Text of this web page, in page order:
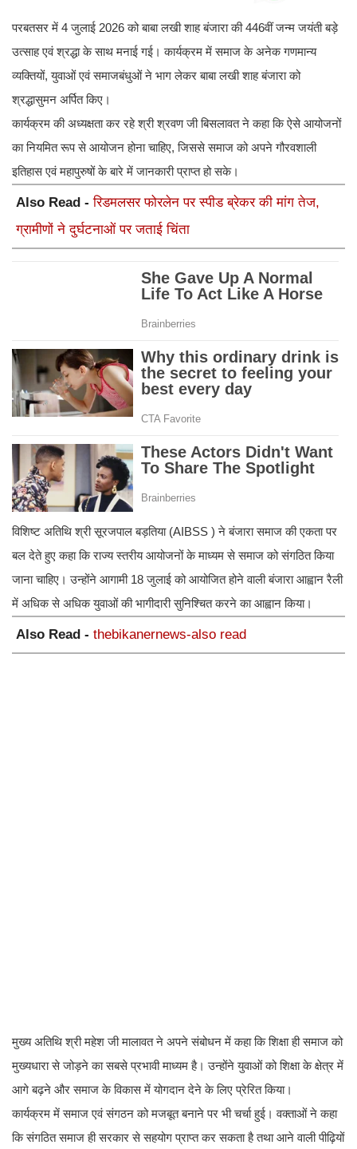
परबतसर में 4 जुलाई 2026 को बाबा लखी शाह बंजारा की 446वीं जन्म जयंती बड़े
उत्साह एवं श्रद्धा के साथ मनाई गई। कार्यक्रम में समाज के अनेक गणमान्य
व्यक्तियों, युवाओं एवं समाजबंधुओं ने भाग लेकर बाबा लखी शाह बंजारा को
श्रद्धासुमन अर्पित किए।
कार्यक्रम की अध्यक्षता कर रहे श्री श्रवण जी बिसलावत ने कहा कि ऐसे आयोजनों
का नियमित रूप से आयोजन होना चाहिए, जिससे समाज को अपने गौरवशाली
इतिहास एवं महापुरुषों के बारे में जानकारी प्राप्त हो सके।
Also Read -रिडमलसर फोरलेन पर स्पीड ब्रेकर की मांग तेज,
ग्रामीणों ने दुर्घटनाओं पर जताई चिंता
विशिष्ट अतिथि श्री सूरजपाल बड़तिया (AIBSS ) ने बंजारा समाज की एकता पर
बल देते हुए कहा कि राज्य स्तरीय आयोजनों के माध्यम से समाज को संगठित किया
जाना चाहिए। उन्होंने आगामी 18 जुलाई को आयोजित होने वाली बंजारा आह्वान रैली
में अधिक से अधिक युवाओं की भागीदारी सुनिश्चित करने का आह्वान किया।
Also Read - thebikanernews-also read
मुख्य अतिथि श्री महेश जी मालावत ने अपने संबोधन में कहा कि शिक्षा ही समाज को
मुख्यधारा से जोड़ने का सबसे प्रभावी माध्यम है। उन्होंने युवाओं को शिक्षा के क्षेत्र में
आगे बढ़ने और समाज के विकास में योगदान देने के लिए प्रेरित किया।
कार्यक्रम में समाज एवं संगठन को मजबूत बनाने पर भी चर्चा हुई। वक्ताओं ने कहा
कि संगठित समाज ही सरकार से सहयोग प्राप्त कर सकता है तथा आने वाली पीढ़ियों